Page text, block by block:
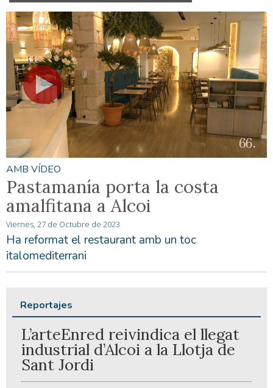
AMB VÍDEO
Pastamanía porta la costa
amalfitana a Alcoi
Viernes, 27 de Octubre de 2023
Ha reformat el restaurant amb un toc
italomediterrani
Reportajes
L’arteEnred reivindica el llegat
industrial d’Alcoi a la Llotja de
Sant Jordi